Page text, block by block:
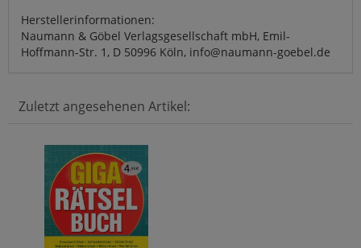
Herstellerinformationen:
Naumann & Göbel Verlagsgesellschaft mbH, Emil-
Hoffmann-Str. 1, D 50996 Köln, info@naumann-goebel.de
Zuletzt angesehenen Artikel: